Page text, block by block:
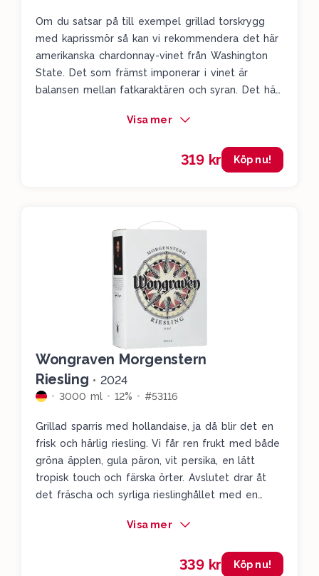
Om du satsar på till exempel grillad torskrygg
med kaprissmör så kan vi rekommendera det här
amerikanska chardonnay-vinet från Washington
State. Det som främst imponerar i vinet är
balansen mellan fatkaraktären och syran. Det här
gula frukten man tar med sig. Det är lätt
doften och även en touch av apelsinblommor.
Alldeles utmärkt med de småfeta och smöriga
Visa mer
319 kr Köp nu!
Wongraven Morgenstern
Riesling • 2024
3000 ml 12% #53116
Grillad sparris med hollandaise, ja då blir det en
frisk och härlig riesling. Vi får ren frukt med både
gröna äpplen, gula päron, vit persika, en lätt
tropisk touch och färska örter. Avslutet drar åt
det fräscha och syrliga rieslinghållet med en
här den perfekta boxen för dig.
Visa mer
339 kr Köp nu!